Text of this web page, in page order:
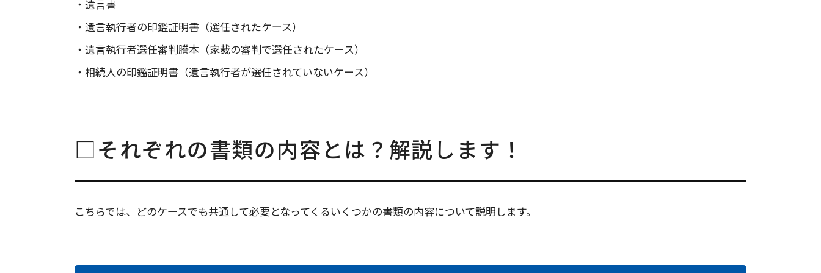
・遺言書
・遺言執行者の印鑑証明書（選任されたケース）
・遺言執行者選任審判謄本（家裁の審判で選任されたケース）
・相続人の印鑑証明書（遺言執行者が選任されていないケース）
□それぞれの書類の内容とは？解説します！
こちらでは、どのケースでも共通して必要となってくるいくつかの書類の内容について説明します。